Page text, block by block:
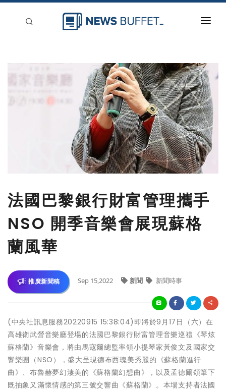
新聞稿分類
法國巴黎銀行財富管理攜手
NSO 開季音樂會展現蘇格
蘭風華
推廣新聞稿 Sep 15,2022 新聞 新聞時事
(中央社訊息服務20220915 15:38:04)即將於9月17日（六）在
高雄衛武營音樂廳登場的法國巴黎銀行財富管理音樂巡禮《琴炫
蘇格蘭》音樂會，將由馬寇爾總監率領小提琴家黃俊文及國家交
響樂團（NSO），盛大呈現德布西瑰美秀麗的《蘇格蘭進行
曲》、布魯赫夢幻淒美的《蘇格蘭幻想曲》，以及孟德爾頌筆下
既抽象又滿懷情感的第三號交響曲《蘇格蘭》。本場支持者法國